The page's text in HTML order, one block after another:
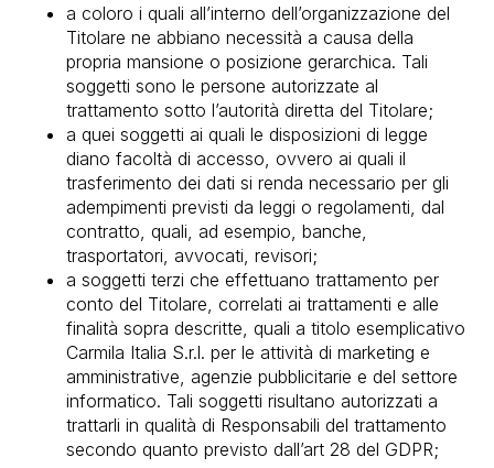
a coloro i quali all’interno dell’organizzazione del
Titolare ne abbiano necessità a causa della
propria mansione o posizione gerarchica. Tali
soggetti sono le persone autorizzate al
trattamento sotto l’autorità diretta del Titolare;
a quei soggetti ai quali le disposizioni di legge
diano facoltà di accesso, ovvero ai quali il
trasferimento dei dati si renda necessario per gli
adempimenti previsti da leggi o regolamenti, dal
contratto, quali, ad esempio, banche,
trasportatori, avvocati, revisori;
a soggetti terzi che effettuano trattamento per
conto del Titolare, correlati ai trattamenti e alle
finalità sopra descritte, quali a titolo esemplicativo
Carmila Italia S.r.l. per le attività di marketing e
amministrative, agenzie pubblicitarie e del settore
informatico. Tali soggetti risultano autorizzati a
trattarli in qualità di Responsabili del trattamento
secondo quanto previsto dall’art 28 del GDPR;